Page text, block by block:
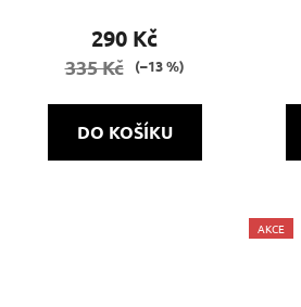
290 Kč
335 Kč (–13 %)
DO KOŠÍKU
AKCE